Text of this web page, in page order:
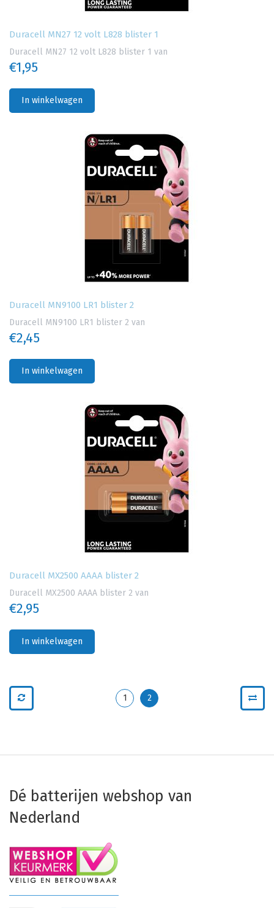
Duracell MN27 12 volt L828 blister 1
Duracell MN27 12 volt L828 blister 1 van
€1,95
In winkelwagen
Duracell MN9100 LR1 blister 2
Duracell MN9100 LR1 blister 2 van
€2,45
In winkelwagen
Duracell MX2500 AAAA blister 2
Duracell MX2500 AAAA blister 2 van
€2,95
In winkelwagen
1 2
Dé batterijen webshop van
Nederland